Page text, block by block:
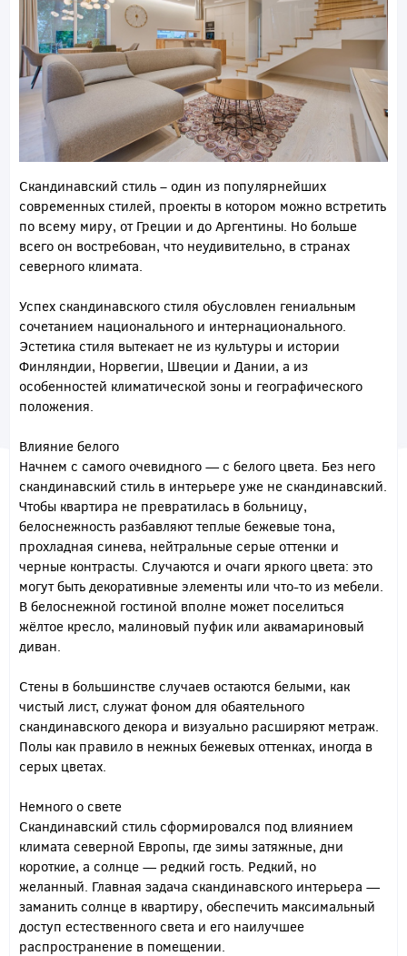
Скандинавский стиль – один из популярнейших
современных стилей, проекты в котором можно встретить
по всему миру, от Греции и до Аргентины. Но больше
всего он востребован, что неудивительно, в странах
северного климата.
Успех скандинавского стиля обусловлен гениальным
сочетанием национального и интернационального.
Эстетика стиля вытекает не из культуры и истории
Финляндии, Норвегии, Швеции и Дании, а из
особенностей климатической зоны и географического
положения.
Влияние белого
Начнем с самого очевидного — с белого цвета. Без него
скандинавский стиль в интерьере уже не скандинавский.
Чтобы квартира не превратилась в больницу,
белоснежность разбавляют теплые бежевые тона,
прохладная синева, нейтральные серые оттенки и
черные контрасты. Случаются и очаги яркого цвета: это
могут быть декоративные элементы или что-то из мебели.
В белоснежной гостиной вполне может поселиться
жёлтое кресло, малиновый пуфик или аквамариновый
диван.
Стены в большинстве случаев остаются белыми, как
чистый лист, служат фоном для обаятельного
скандинавского декора и визуально расширяют метраж.
Полы как правило в нежных бежевых оттенках, иногда в
серых цветах.
Немного о свете
Скандинавский стиль сформировался под влиянием
климата северной Европы, где зимы затяжные, дни
короткие, а солнце — редкий гость. Редкий, но
желанный. Главная задача скандинавского интерьера —
заманить солнце в квартиру, обеспечить максимальный
доступ естественного света и его наилучшее
распространение в помещении.